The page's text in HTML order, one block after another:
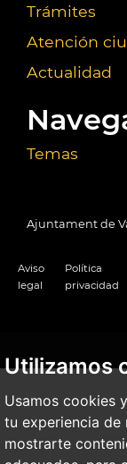
Utilizamos
Usamos cookies
tu experiencia de
mostrarte
Trámites
Atención
Actualidad
Temas
Ajuntament de
Aviso
legal
Política
privacidad